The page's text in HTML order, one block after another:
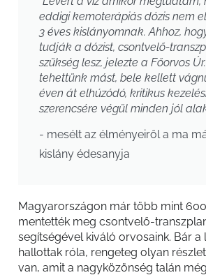
eddigi kemoterápiás dózis nem
3 éves kislányomnak. Ahhoz,
tudják a dózist, csontvelő-
szükség lesz, jelezte a Főorvos
tehettünk mást, bele kellett
éven át elhúzódó, kritikus
szerencsére végül minden jól
- mesélt az élményeiről a ma
kislány édesanyja
Magyarországon már több mint
mentették meg csontvelő-
segítségével kiváló orvosaink. Bár
hallottak róla, rengeteg olyan
van, amit a nagyközönség talán